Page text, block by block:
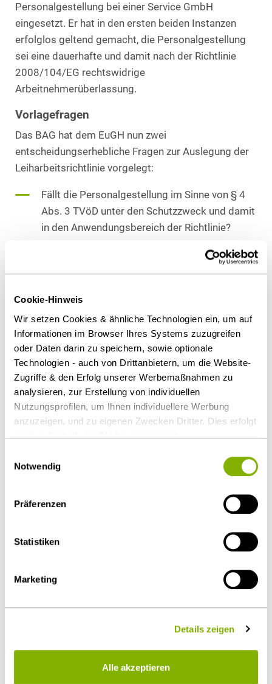
Cookie-Hinweis
Wir setzen Cookies & ähnliche Technologien ein, um auf
Informationen im Browser Ihres Systems zuzugreifen
oder Daten darin zu speichern, sowie optionale
Technologien - auch von Drittanbietern, um die Website-
Zugriffe & den Erfolg unserer Werbemaßnahmen zu
analysieren, zur Erstellung von individuellen
Nutzungsprofilen, um Ihnen individuellere Werbung
anzuzeigen, und zu eigenen Zwecken Dritter. Dies erfolgt
auch außerhalb der EU bei geringerem
Regelungen das Risiko des staatlichen Zugriffs &
auszuschließen ist. Sie können Ihre Einwilligung jederzeit
über dieCookie-Einstellungen
widerrufen oder ändern.
Notwendig
Präferenzen
Statistiken
Marketing
Details zeigen
Alle akzeptieren
Personalgestellung bei einer Service GmbH
eingesetzt. Er hat in den ersten beiden Instanzen
erfolglos geltend gemacht, die Personalgestellung
sei eine dauerhafte und damit nach der Richtlinie
2008/104/EG rechtswidrige
Arbeitnehmerüberlassung.
Vorlagefragen
Das BAG hat dem EuGH nun zwei
entscheidungserhebliche Fragen zur Auslegung der
Leiharbeitsrichtlinie vorgelegt:
Fällt die Personalgestellung im Sinne von § 4
Abs. 3 TVöD unter den Schutzzweck und damit
in den Anwendungsbereich der Richtlinie?
Falls ja, lässt die Leiharbeitsrichtlinie eine
Bereichsausnahme wie die in § 1 Abs. 3 Nr. 2b
Praxisfolgen
Sollte der EuGH die Anwendbarkeit der
Leiharbeitsrichtlinie auf die Personalgestellung
bejahen und die Bereichsausnahme kippen, wäre das
Arbeitnehmerüberlassungsgesetz anzuwenden.
Rechtsfolge der (ohne Erlaubnis) durchgeführten
Arbeitnehmerüberlassung wäre die Fiktion eines